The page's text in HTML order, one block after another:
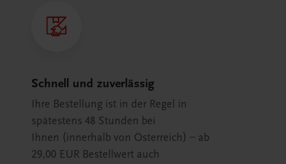
Schnell und zuverlässig
Ihre Bestellung ist in der Regel in
spätestens 48 Stunden bei
Ihnen (innerhalb von Österreich) – ab
29,00 EUR Bestellwert auch